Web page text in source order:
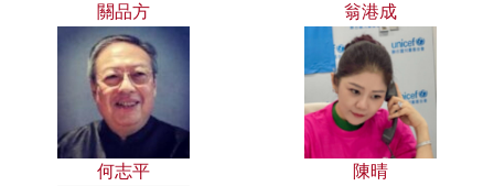
關品方 翁港成
何志平 陳晴